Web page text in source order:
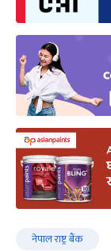
नेपाल राष्ट्र बैंक